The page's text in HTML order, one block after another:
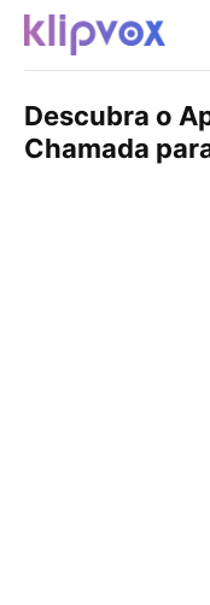
Descubra o
Chamada